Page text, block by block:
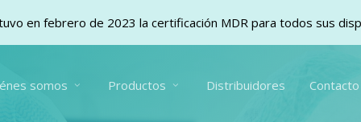
somos Productos Distribuidores Contacto
en febrero de 2023 la certificación MDR para todos sus